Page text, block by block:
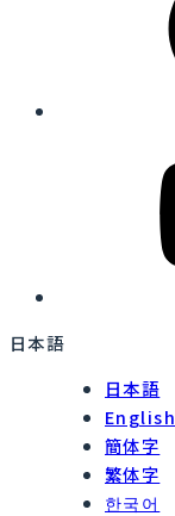
日本語
日本語
English
簡体字
繁体字
한국어